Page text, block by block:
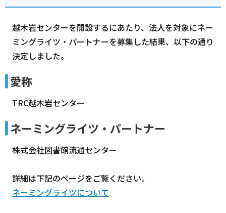
越木岩センターを開設するにあたり、法人を対象にネー
ミングライツ・パートナーを募集した結果、以下の通り
決定しました。
愛称
TRC越木岩センター
ネーミングライツ・パートナー
株式会社図書館流通センター
詳細は下記のページをご覧ください。
ネーミングライツについて